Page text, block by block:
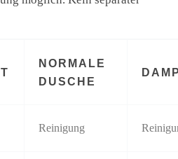
NORMALE
DUSCHE
Reinigung